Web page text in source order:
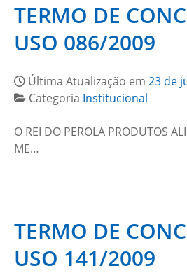
TERMO DE
USO 086/2009
Última Atualização em 23 de
Categoria Institucional
O REI DO PEROLA PRODUTOS
ME…
TERMO DE
USO 141/2009